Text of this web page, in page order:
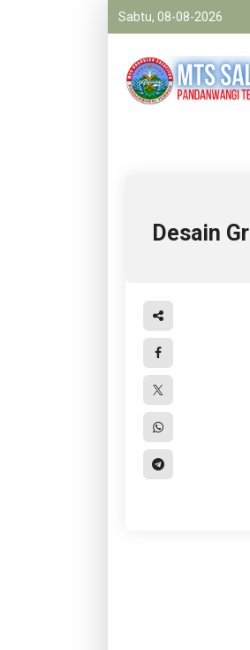
Sabtu, 08-08-2026
Desain